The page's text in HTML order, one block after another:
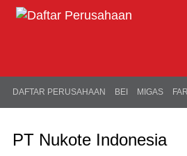
DAFTAR PERUSAHAAN BEI MIGAS
PT Nukote Indonesia